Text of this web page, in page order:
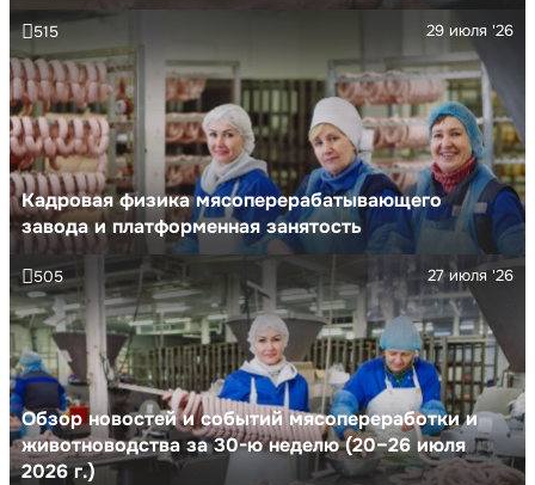
Кадровая физика мясоперерабатывающего
завода и платформенная занятость
29 июля '26
515
Обзор новостей и событий мясопереработки и
животноводства за 30-ю неделю (20–26 июля
2026 г.)
27 июля '26
505